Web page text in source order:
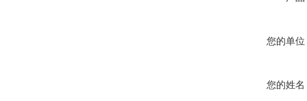
您的单位
您的姓名